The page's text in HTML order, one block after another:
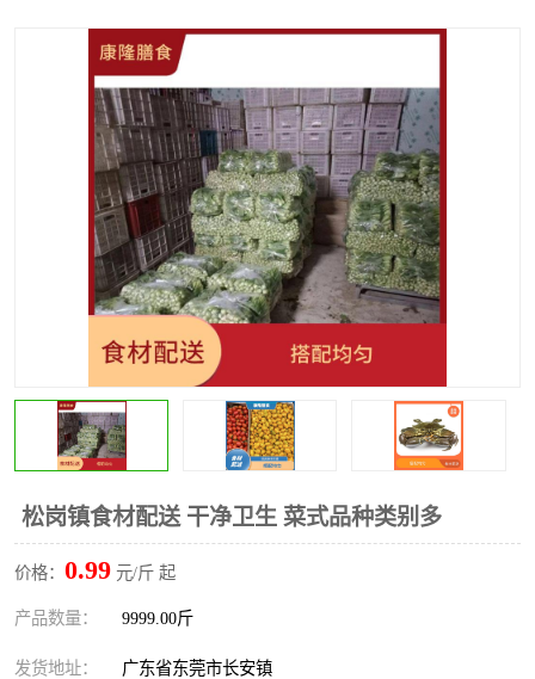
松岗镇食材配送 干净卫生 菜式品种类别多
价格： 0.99 元/斤 起
产品数量： 9999.00斤
发货地址： 广东省东莞市长安镇
干货配送
水果配送